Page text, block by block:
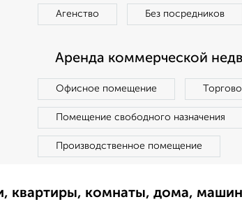
Агенство Без посредников
Аренда коммерческой
Офисное помещение
Помещение свободного назначения
Производственное помещение
квартиры, комнаты, дома,